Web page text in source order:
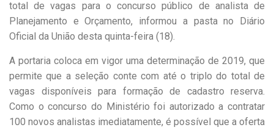
total de vagas para o concurso público de analista de
Planejamento e Orçamento, informou a pasta no Diário
Oficial da União desta quinta-feira (18).
A portaria coloca em vigor uma determinação de 2019, que
permite que a seleção conte com até o triplo do total de
vagas disponíveis para formação de cadastro reserva.
Como o concurso do Ministério foi autorizado a contratar
100 novos analistas imediatamente, é possível que a oferta